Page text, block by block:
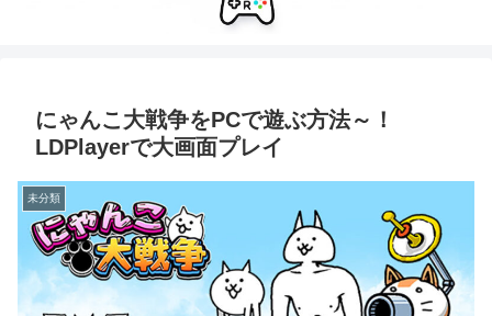
にゃんこ大戦争をPCで遊ぶ方法～！
LDPlayerで大画面プレイ
未分類